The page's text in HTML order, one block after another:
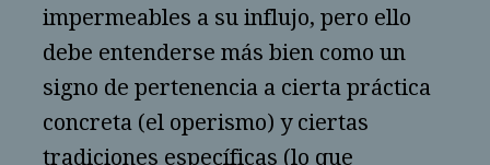
impermeables a su influjo, pero ello
debe entenderse más bien como un
signo de pertenencia a cierta práctica
concreta (el operismo) y ciertas
tradiciones específicas (lo que